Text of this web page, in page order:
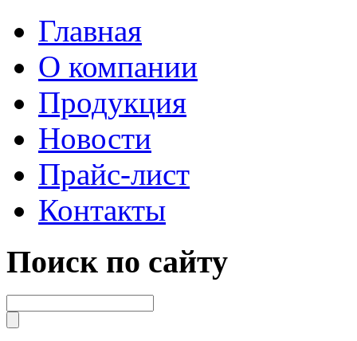
Главная
О компании
Продукция
Новости
Прайс-лист
Контакты
Поиск по сайту